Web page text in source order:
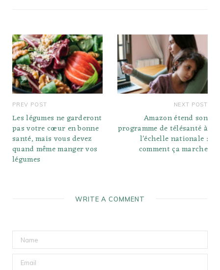
PREV POST
Les légumes ne garderont
pas votre cœur en bonne
santé, mais vous devez
quand même manger vos
légumes
NEXT POST
Amazon étend son
programme de télésanté à
l’échelle nationale :
comment ça marche
WRITE A COMMENT